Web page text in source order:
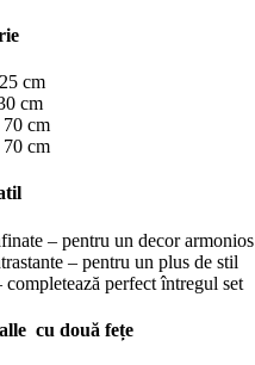
cm
cm
70 cm
70 cm
– pentru un decor armonios
– pentru un plus de stil
completează perfect întregul set
cu două fețe